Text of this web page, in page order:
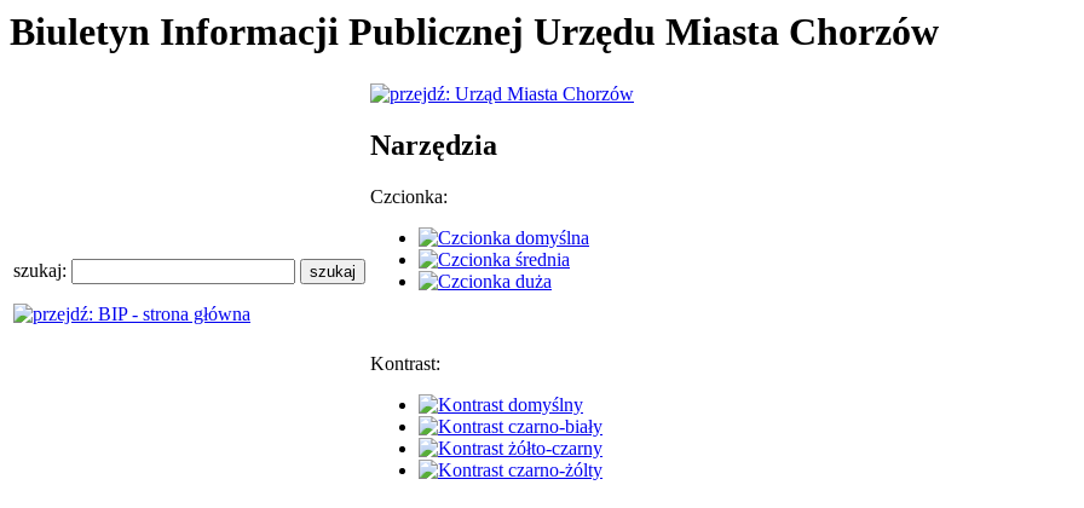
Biuletyn Informacji Publicznej Urzędu Miasta Chorzów
szukaj:
Narzędzia
Czcionka:
Kontrast: